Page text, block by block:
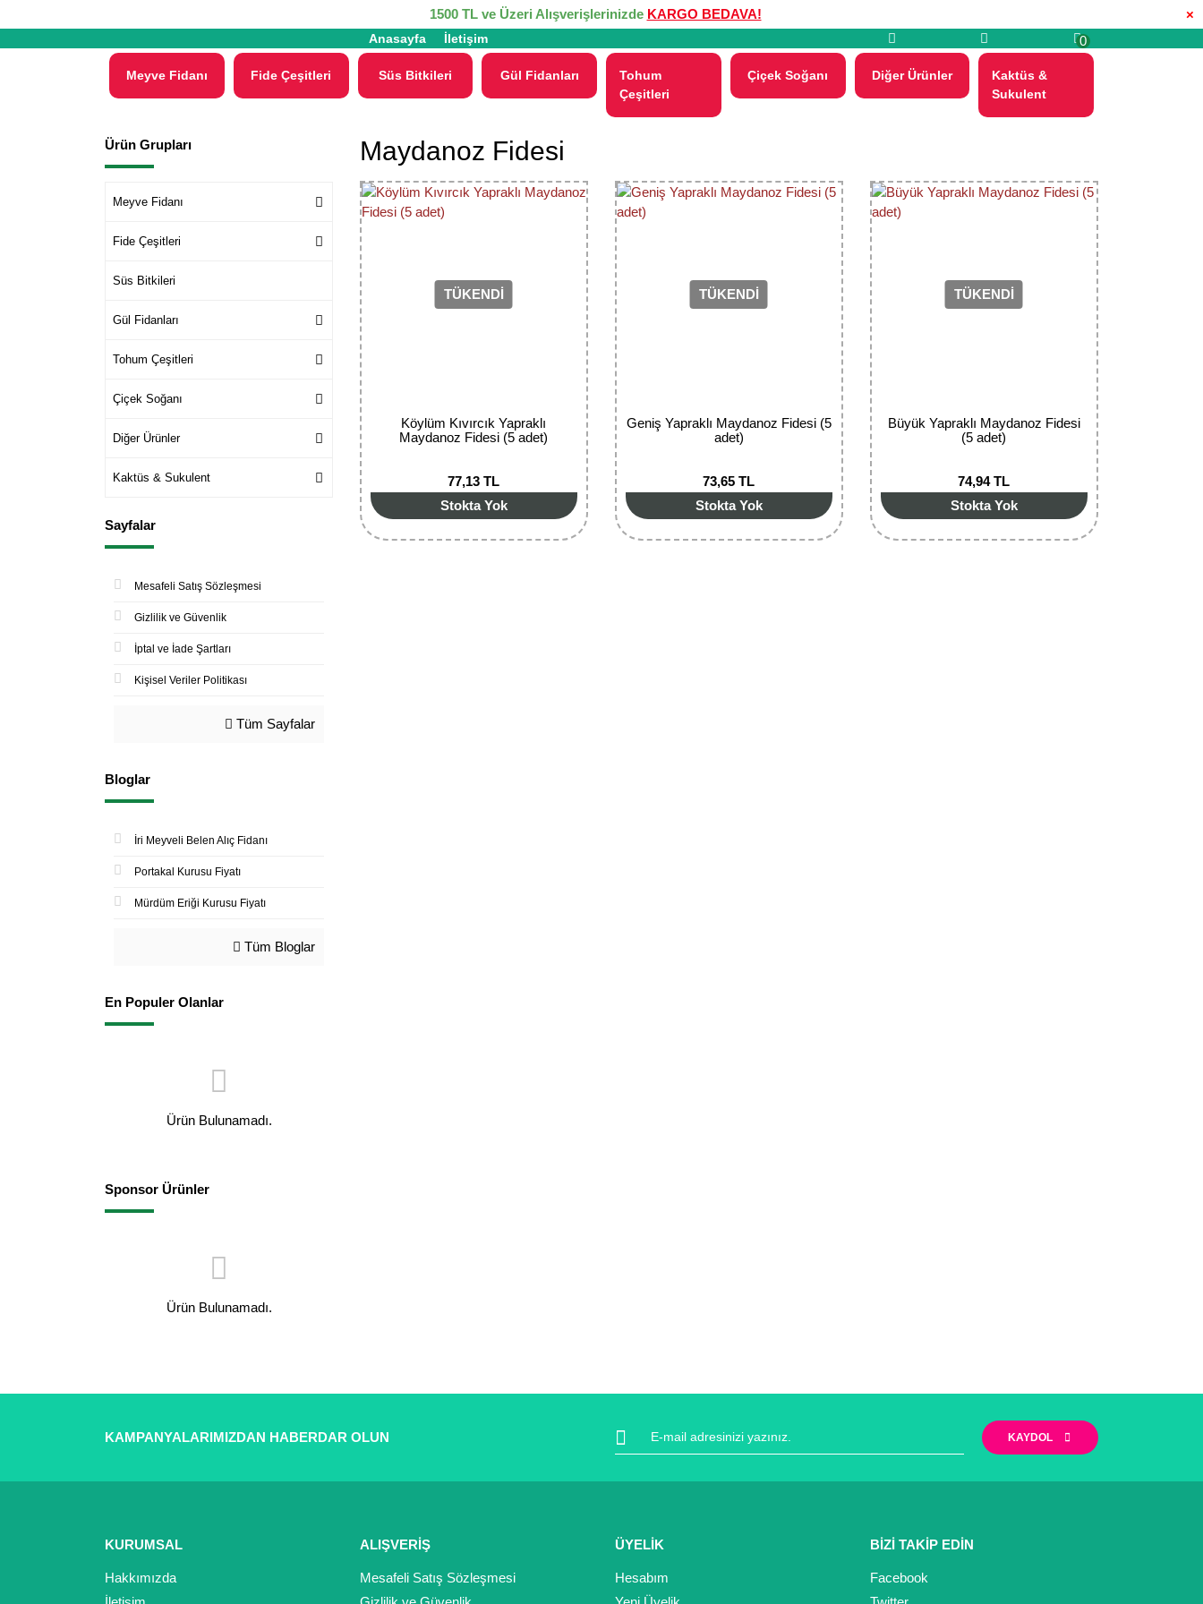
×
1500 TL ve Üzeri Alışverişlerinizde KARGO BEDAVA!
Anasayfa İletişim 0
Meyve Fidanı Fide Çeşitleri Süs Bitkileri Gül Fidanları
Tohum
Çeşitleri
Çiçek Soğanı Diğer Ürünler
Kaktüs &
Sukulent
Ürün Grupları
Meyve Fidanı
Fide Çeşitleri
Süs Bitkileri
Gül Fidanları
Tohum Çeşitleri
Çiçek Soğanı
Diğer Ürünler
Kaktüs & Sukulent
Sayfalar
Mesafeli Satış Sözleşmesi
Gizlilik ve Güvenlik
İptal ve İade Şartları
Kişisel Veriler Politikası
Tüm Sayfalar
Bloglar
İri Meyveli Belen Alıç Fidanı
Portakal Kurusu Fiyatı
Mürdüm Eriği Kurusu Fiyatı
Tüm Bloglar
En Populer Olanlar
Ürün Bulunamadı.
Sponsor Ürünler
Ürün Bulunamadı.
Maydanoz Fidesi
TÜKENDİ
Köylüm Kıvırcık Yapraklı
Maydanoz Fidesi (5 adet)
77,13 TL
Stokta Yok
TÜKENDİ
Geniş Yapraklı Maydanoz Fidesi (5
adet)
73,65 TL
Stokta Yok
TÜKENDİ
Büyük Yapraklı Maydanoz Fidesi
(5 adet)
74,94 TL
Stokta Yok
KAMPANYALARIMIZDAN HABERDAR OLUN KAYDOL
KURUMSAL
Hakkımızda
ALIŞVERİŞ
Mesafeli Satış Sözleşmesi
ÜYELİK
Hesabım
BİZİ TAKİP EDİN
Facebook